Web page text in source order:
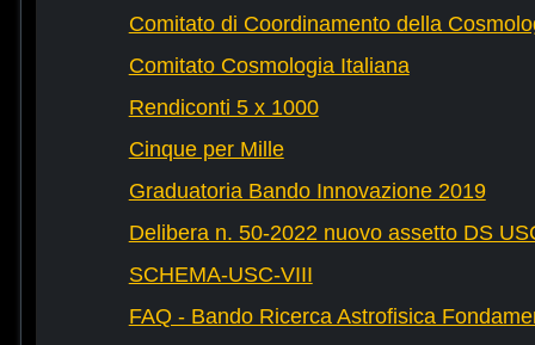
Comitato di Coordinamento della
Comitato Cosmologia Italiana
Rendiconti 5 x 1000
Cinque per Mille
Graduatoria Bando Innovazione 2019
Delibera n. 50-2022 nuovo assetto DS
SCHEMA-USC-VIII
FAQ - Bando Ricerca Astrofisica